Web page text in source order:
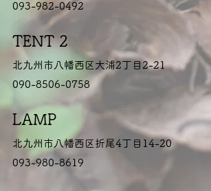
093-982-0492
LAMP
北九州市八幡西区折尾4丁目14-20
093-980-8619
TENT 2
北九州市八幡西区大浦2丁目2-21
090-8506-0758